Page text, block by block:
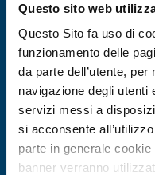
Questo sito web
Questo Sito fa uso di
funzionamento delle
da parte dell’utente, per
navigazione degli utenti
servizi messi a
si acconsente
parte in generale
banner verranno
Scade il